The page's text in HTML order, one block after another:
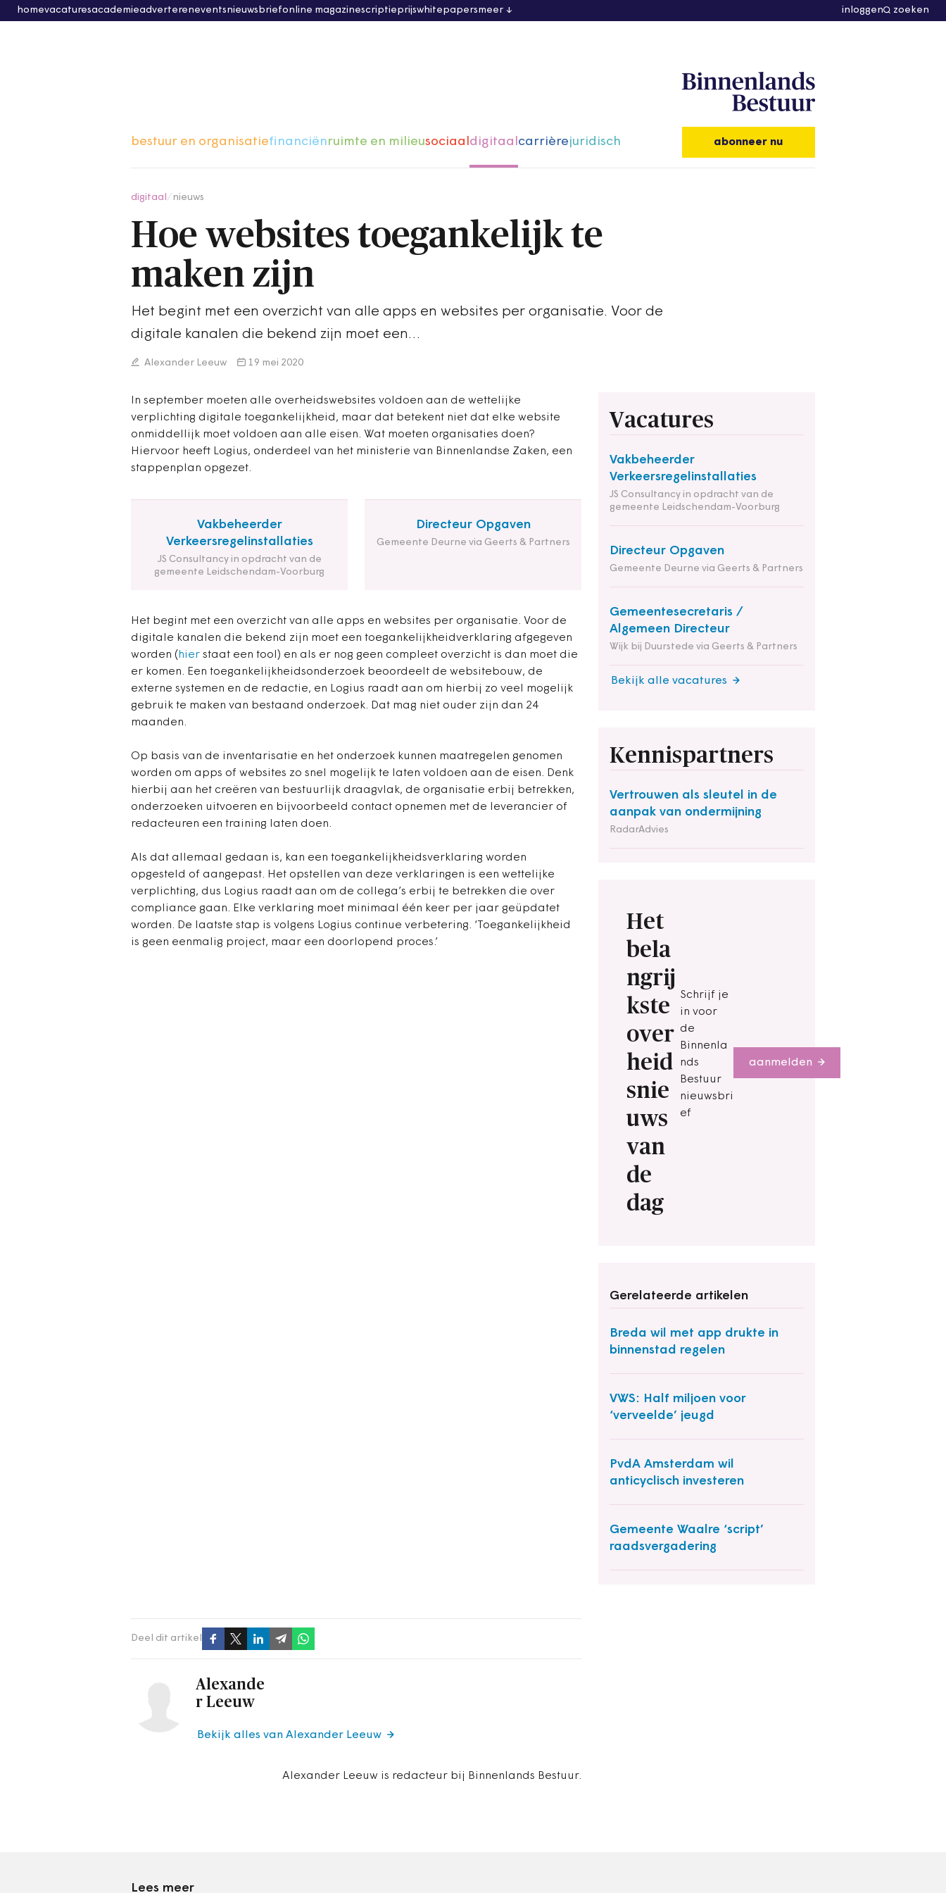
homevacaturesacademieadvertereneventsnieuwsbriefonline magazinescriptieprijswhitepapersmeer inloggen zoeken
bestuur en organisatiefinanciënruimte en milieusociaaldigitaalcarrièrejuridisch abonneer nu
digitaal nieuws
Hoe websites toegankelijk te
maken zijn
Het begint met een overzicht van alle apps en websites per organisatie. Voor de
digitale kanalen die bekend zijn moet een…
Alexander Leeuw 19 mei 2020
In september moeten alle overheidswebsites voldoen aan de wettelijke
verplichting digitale toegankelijkheid, maar dat betekent niet dat elke website
onmiddellijk moet voldoen aan alle eisen. Wat moeten organisaties doen?
Hiervoor heeft Logius, onderdeel van het ministerie van Binnenlandse Zaken, een
stappenplan opgezet.
Vakbeheerder
Verkeersregelinstallaties
JS Consultancy in opdracht van de
gemeente Leidschendam-Voorburg
Directeur Opgaven
Gemeente Deurne via Geerts & Partners
Het begint met een overzicht van alle apps en websites per organisatie. Voor de
digitale kanalen die bekend zijn moet een toegankelijkheidverklaring afgegeven
worden ( hier staat een tool) en als er nog geen compleet overzicht is dan moet die
er komen. Een toegankelijkheidsonderzoek beoordeelt de websitebouw, de
externe systemen en de redactie, en Logius raadt aan om hierbij zo veel mogelijk
gebruik te maken van bestaand onderzoek. Dat mag niet ouder zijn dan 24
maanden.
Vacatures
Vakbeheerder
Verkeersregelinstallaties
JS Consultancy in opdracht van de
gemeente Leidschendam-Voorburg
Directeur Opgaven
Gemeente Deurne via Geerts & Partners
Gemeentesecretaris /
Algemeen Directeur
Wijk bij Duurstede via Geerts & Partners
Bekijk alle vacatures
Kennispartners
Vertrouwen als sleutel in de
aanpak van ondermijning
RadarAdvies
Het
bela
ngrij
kste
over
heid
snie
uws
van
de
dag
Schrijf je
in voor
de
Binnenla
nds
Bestuur
nieuwsbri
ef
aanmelden
Gerelateerde artikelen
Breda wil met app drukte in
binnenstad regelen
VWS: Half miljoen voor
‘verveelde’ jeugd
PvdA Amsterdam wil
anticyclisch investeren
Gemeente Waalre ‘script’
raadsvergadering
Op basis van de inventarisatie en het onderzoek kunnen maatregelen genomen
worden om apps of websites zo snel mogelijk te laten voldoen aan de eisen. Denk
hierbij aan het creëren van bestuurlijk draagvlak, de organisatie erbij betrekken,
onderzoeken uitvoeren en bijvoorbeeld contact opnemen met de leverancier of
redacteuren een training laten doen.
Als dat allemaal gedaan is, kan een toegankelijkheidsverklaring worden
opgesteld of aangepast. Het opstellen van deze verklaringen is een wettelijke
verplichting, dus Logius raadt aan om de collega’s erbij te betrekken die over
compliance gaan. Elke verklaring moet minimaal één keer per jaar geüpdatet
worden. De laatste stap is volgens Logius continue verbetering. ‘Toegankelijkheid
is geen eenmalig project, maar een doorlopend proces.’
Deel dit artikel
Alexande
r Leeuw
Alexander Leeuw is redacteur bij Binnenlands Bestuur.
Bekijk alles van Alexander Leeuw
Lees meer